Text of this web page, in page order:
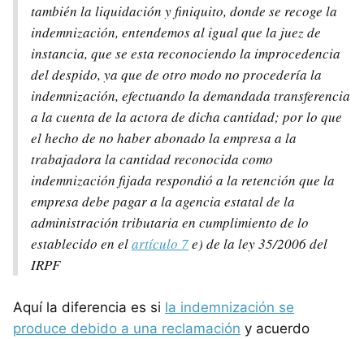
también la liquidación y finiquito, donde se recoge la
indemnización, entendemos al igual que la juez de
instancia, que se esta reconociendo la improcedencia
del despido, ya que de otro modo no procedería la
indemnización, efectuando la demandada transferencia
a la cuenta de la actora de dicha cantidad; por lo que
el hecho de no haber abonado la empresa a la
trabajadora la cantidad reconocida como
indemnización fijada respondió a la retención que la
empresa debe pagar a la agencia estatal de la
administración tributaria en cumplimiento de lo
establecido en elartículo 7e) de la ley 35/2006 del
IRPF
Aquí la diferencia es si la indemnización se
produce debido a una reclamación y acuerdo